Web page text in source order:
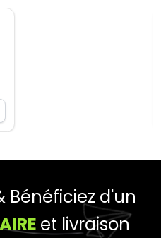
Bénéficiez d'un
et livraison